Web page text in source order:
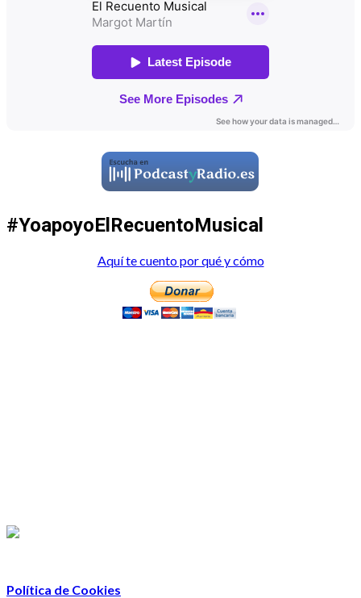
#YoapoyoElRecuentoMusical
Aquí te cuento por qué y cómo
Política de Cookies